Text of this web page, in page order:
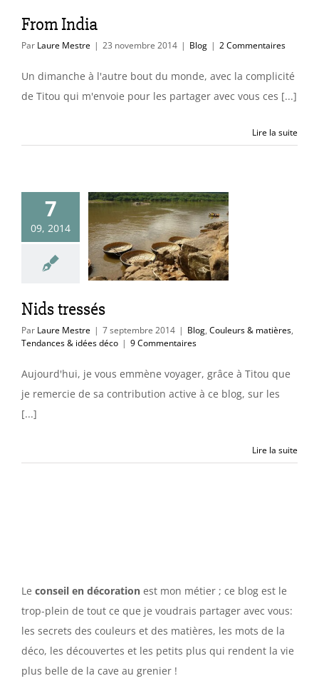
From India
Par Laure Mestre | 23 novembre 2014 | Blog | 2 Commentaires
Un dimanche à l'autre bout du monde, avec la complicité
de Titou qui m'envoie pour les partager avec vous ces [...]
Lire la suite
7
09, 2014
tressés
& matières
& idées déco
Nids tressés
Par Laure Mestre | 7 septembre 2014 | Blog, Couleurs & matières,
Tendances & idées déco | 9 Commentaires
Aujourd'hui, je vous emmène voyager, grâce à Titou que
je remercie de sa contribution active à ce blog, sur les
[...]
Lire la suite
Le conseil en décoration est mon métier ; ce blog est le
trop-plein de tout ce que je voudrais partager avec vous:
les secrets des couleurs et des matières, les mots de la
déco, les découvertes et les petits plus qui rendent la vie
plus belle de la cave au grenier !